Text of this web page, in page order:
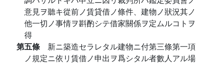
意見ヲ聽キ從前ノ賃貸借ノ條件、建物ノ狀況其ノ
他一切ノ事情ヲ斟酌シテ借家關係ヲ定ムルコトヲ
得
第五條 新ニ築造セラレタル建物ニ付第三條第一項
ノ規定ニ依リ賃借ノ申出ヲ爲シタル者數人アル場